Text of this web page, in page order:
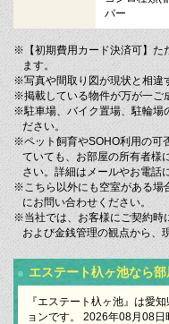
バー
※【初期費用カード決済可】た
ます。
※写真や間取り図が現状と相違
※掲載している物件が万が一ご
※駐車場、バイク置場、駐輪場
ださい。
※ペット飼育やSOHO利用の可
ていても、お部屋の所有者様
さい。詳細はメールやお電話
※こちら以外にも空室がある場
にお問い合わせください。
※当社では、お客様にご契約時
および金銭管理の観点から、
エステート杁ヶ池なら
『エステート杁ヶ池』は愛
ョンです。 2026年08月08日